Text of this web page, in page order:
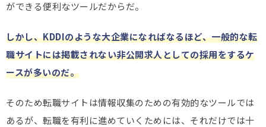
ができる便利なツールだからだ。
しかし、KDDIのような大企業になればなるほど、一般的な転
職サイトには掲載されない非公開求人としての採用をするケ
ースが多いのだ。
そのため転職サイトは情報収集のための有効的なツールでは
あるが、転職を有利に進めていくためには、それだけでは十